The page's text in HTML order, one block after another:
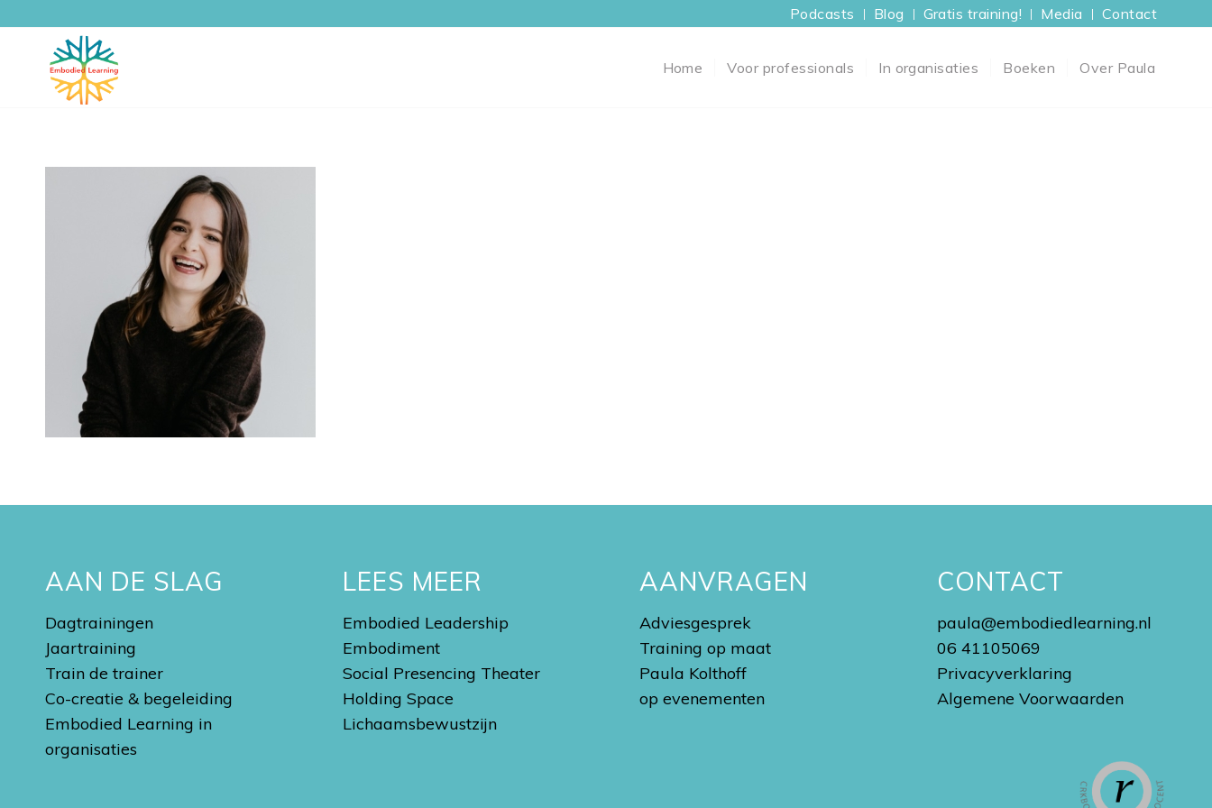
Podcasts Blog Gratis training! Media Contact
Home Voor professionals In organisaties Boeken Over Paula
AAN DE SLAG
Dagtrainingen
Jaartraining
Train de trainer
Co-creatie & begeleiding
Embodied Learning in
organisaties
LEES MEER
Embodied Leadership
Embodiment
Social Presencing Theater
Holding Space
Lichaamsbewustzijn
AANVRAGEN
Adviesgesprek
Training op maat
Paula Kolthoff
op evenementen
CONTACT
paula@embodiedlearning.nl
06 41105069
Privacyverklaring
Algemene Voorwaarden